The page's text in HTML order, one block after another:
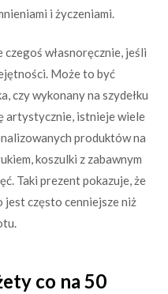
i życzeniami.
własnoręcznie, jeśli
Może to być
czy wykonany na szydełku
artystycznie, istnieje wiele
produktów na
koszulki z zabawnym
Taki prezent pokazuje, że
jest często cenniejsze niż
co na 50